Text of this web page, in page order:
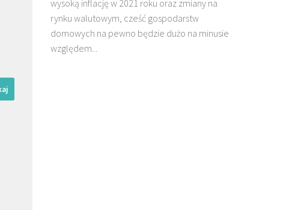
wysoką inflację w 2021 roku oraz zmiany na
rynku walutowym, cześć gospodarstw
domowych na pewno będzie dużo na minusie
względem...